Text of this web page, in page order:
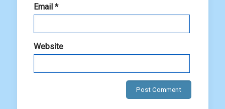
Email *
Website